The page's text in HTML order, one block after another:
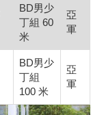
BD男少
丁組 60
米
亞
軍
BD男少
丁組
100 米
亞
軍